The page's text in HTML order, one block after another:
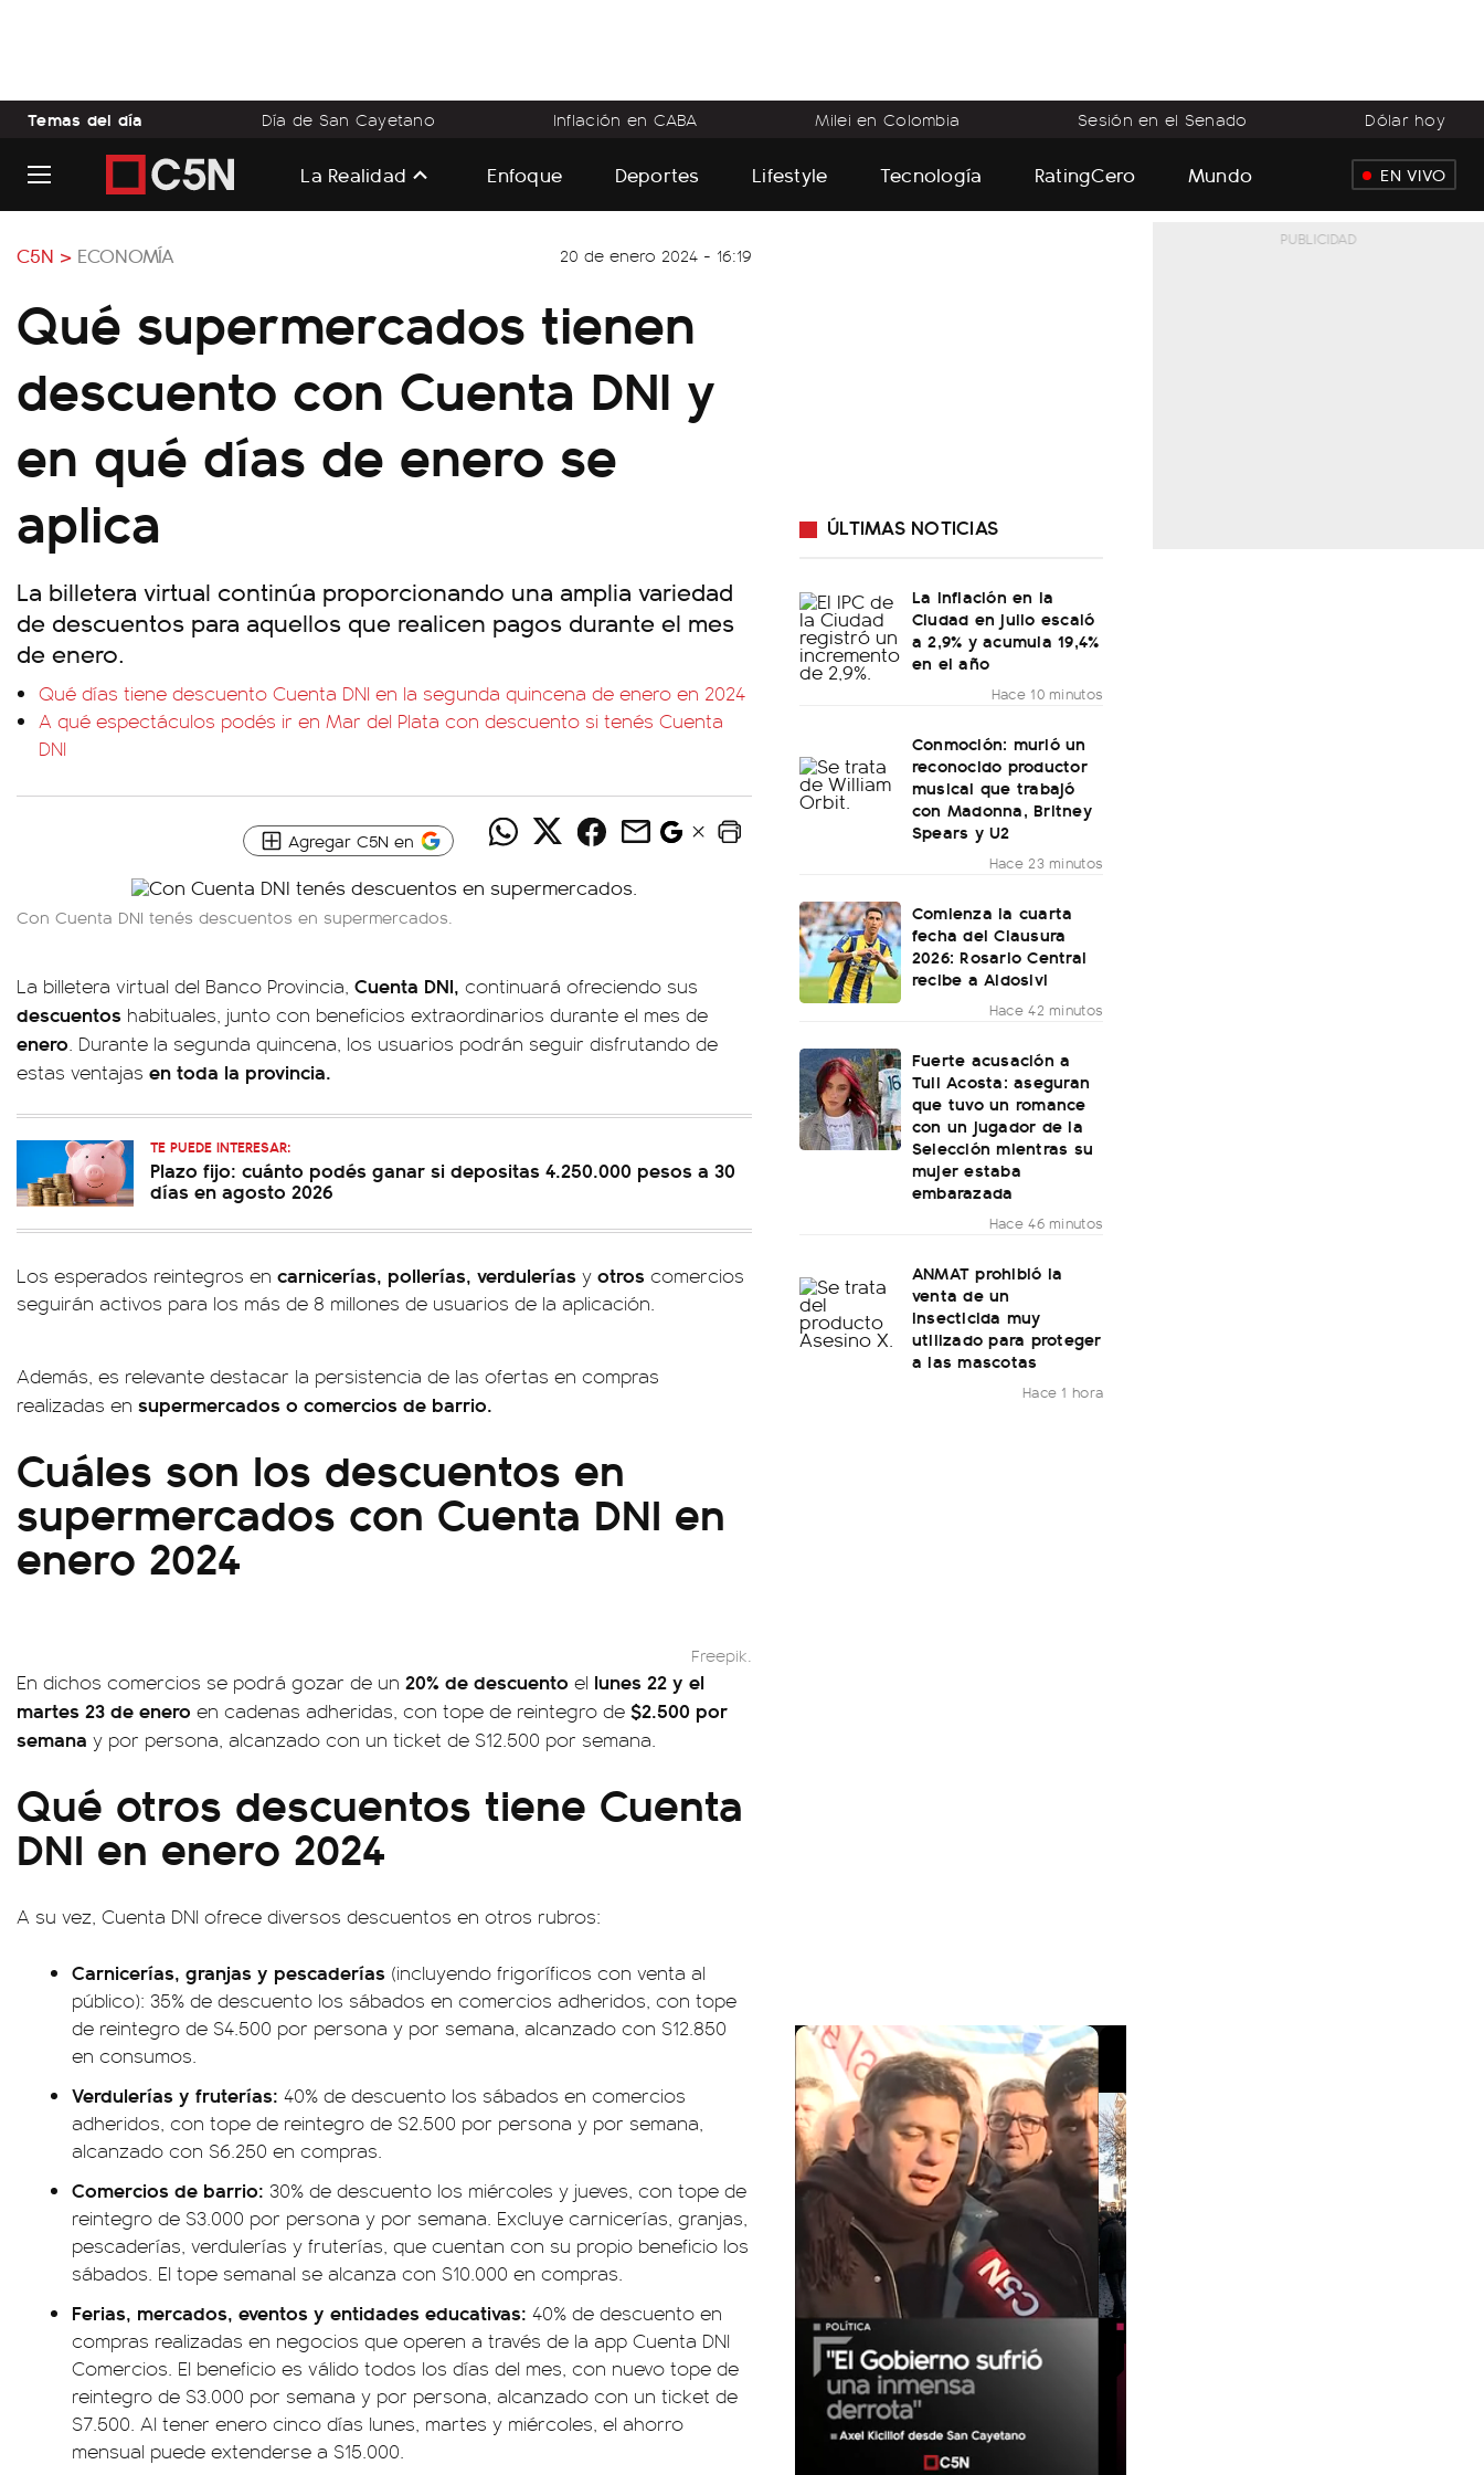
Temas del día Día de San Cayetano Inflación en CABA Milei en Colombia Sesión en el Senado Dólar hoy
La Realidad Enfoque Deportes Lifestyle Tecnología RatingCero Mundo EN VIVO
C5N > ECONOMÍA 20 de enero 2024 - 16:19
Qué supermercados tienen
descuento con Cuenta DNI y
en qué días de enero se
aplica
La billetera virtual continúa proporcionando una amplia variedad
de descuentos para aquellos que realicen pagos durante el mes
de enero.
Qué días tiene descuento Cuenta DNI en la segunda quincena de enero en 2024
A qué espectáculos podés ir en Mar del Plata con descuento si tenés Cuenta
DNI
Agregar C5N en
Con Cuenta DNI tenés descuentos en supermercados.
La billetera virtual del Banco Provincia, Cuenta DNI, continuará ofreciendo sus
descuentos habituales, junto con beneficios extraordinarios durante el mes de
enero. Durante la segunda quincena, los usuarios podrán seguir disfrutando de
estas ventajas en toda la provincia.
TE PUEDE INTERESAR:
Plazo fijo: cuánto podés ganar si depositas 4.250.000 pesos a 30
días en agosto 2026
Los esperados reintegros en carnicerías, pollerías, verdulerías y otros comercios
seguirán activos para los más de 8 millones de usuarios de la aplicación.
Además, es relevante destacar la persistencia de las ofertas en compras
realizadas en supermercados o comercios de barrio.
Cuáles son los descuentos en
supermercados con Cuenta DNI en
enero 2024
Freepik.
En dichos comercios se podrá gozar de un 20% de descuento el lunes 22 y el
martes 23 de enero en cadenas adheridas, con tope de reintegro de $2.500 por
semana y por persona, alcanzado con un ticket de $12.500 por semana.
Qué otros descuentos tiene Cuenta
DNI en enero 2024
A su vez, Cuenta DNI ofrece diversos descuentos en otros rubros:
Carnicerías, granjas y pescaderías (incluyendo frigoríficos con venta al
público): 35% de descuento los sábados en comercios adheridos, con tope
de reintegro de $4.500 por persona y por semana, alcanzado con $12.850
en consumos.
Verdulerías y fruterías: 40% de descuento los sábados en comercios
adheridos, con tope de reintegro de $2.500 por persona y por semana,
alcanzado con $6.250 en compras.
Comercios de barrio: 30% de descuento los miércoles y jueves, con tope de
reintegro de $3.000 por persona y por semana. Excluye carnicerías, granjas,
pescaderías, verdulerías y fruterías, que cuentan con su propio beneficio los
sábados. El tope semanal se alcanza con $10.000 en compras.
Ferias, mercados, eventos y entidades educativas: 40% de descuento en
compras realizadas en negocios que operen a través de la app Cuenta DNI
Comercios. El beneficio es válido todos los días del mes, con nuevo tope de
reintegro de $3.000 por semana y por persona, alcanzado con un ticket de
$7.500. Al tener enero cinco días lunes, martes y miércoles, el ahorro
mensual puede extenderse a $15.000.
ÚLTIMAS NOTICIAS
La inflación en la
Ciudad en julio escaló
a 2,9% y acumula 19,4%
en el año
Hace 10 minutos
Conmoción: murió un
reconocido productor
musical que trabajó
con Madonna, Britney
Spears y U2
Hace 23 minutos
Comienza la cuarta
fecha del Clausura
2026: Rosario Central
recibe a Aldosivi
Hace 42 minutos
Fuerte acusación a
Tuli Acosta: aseguran
que tuvo un romance
con un jugador de la
Selección mientras su
mujer estaba
embarazada
Hace 46 minutos
ANMAT prohibió la
venta de un
insecticida muy
utilizado para proteger
a las mascotas
Hace 1 hora